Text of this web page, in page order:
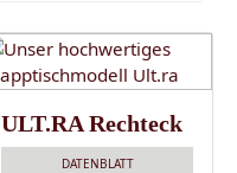
ULT.RA Rechteck
DATENBLATT